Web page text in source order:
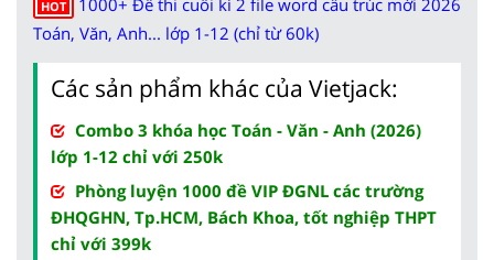
HOT
Toán, Văn, Anh... lớp 1-12 (chỉ từ 60k)
Các sản phẩm khác của Vietjack:
Combo 3 khóa học Toán - Văn - Anh (2026)
lớp 1-12 chỉ với 250k
Phòng luyện 1000 đề VIP ĐGNL các trường
ĐHQGHN, Tp.HCM, Bách Khoa, tốt nghiệp THPT
chỉ với 399k